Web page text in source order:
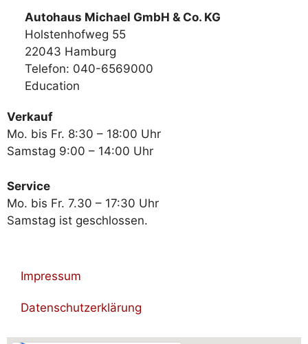
Autohaus Michael GmbH & Co. KG
Holstenhofweg 55
22043 Hamburg
Telefon: 040-6569000
Education
Verkauf
Mo. bis Fr. 8:30 – 18:00 Uhr
Samstag 9:00 – 14:00 Uhr
Service
Mo. bis Fr. 7.30 – 17:30 Uhr
Samstag ist geschlossen.
Impressum
Datenschutzerklärung